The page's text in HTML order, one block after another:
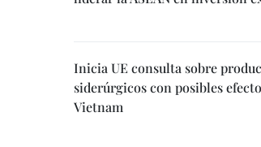
Inicia UE consulta sobre
siderúrgicos con posibles
Vietnam